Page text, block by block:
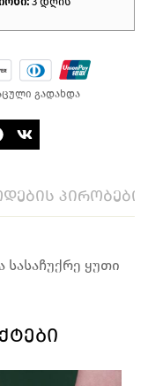
გადახდა
პირობები
სასაჩუქრე ყუთი